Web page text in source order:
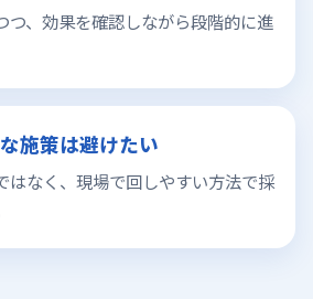
つ、効果を確認しながら段階的に進
施策は避けたい
はなく、現場で回しやすい方法で採